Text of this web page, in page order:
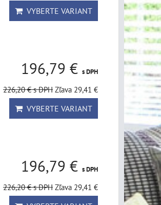
VYBERTE VARIANT
196,79 € s DPH
226,20 €s DPH Zľava 29,41 €
VYBERTE VARIANT
196,79 € s DPH
226,20 €s DPH Zľava 29,41 €